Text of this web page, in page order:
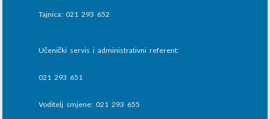
Tajnica: 021 293 652
Učenički servis i administrativni referent:
021 293 651
Voditelj smjene: 021 293 655